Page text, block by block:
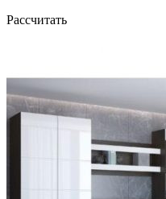
Рассчитать